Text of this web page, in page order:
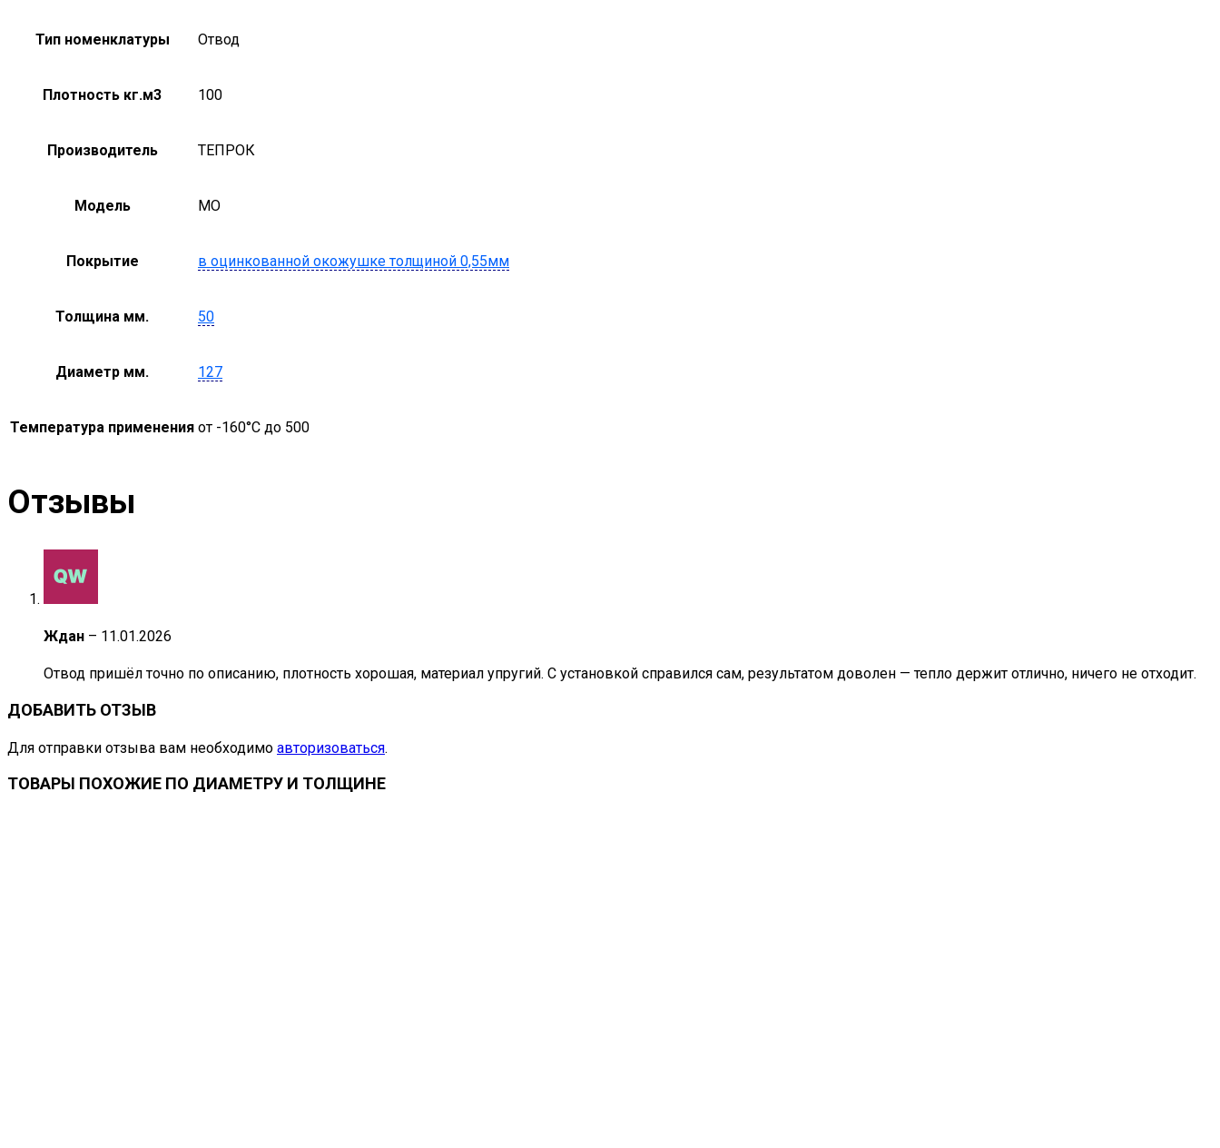
Тип номенклатуры Отвод
Плотность кг.м3 100
Производитель ТЕПРОК
Модель MO
Покрытие в оцинкованной окожушке толщиной 0,55мм
Толщина мм. 50
Диаметр мм. 127
Температура применения от -160°С до 500
Отзывы
Ждан – 11.01.2026
Отвод пришёл точно по описанию, плотность хорошая, материал упругий. С установкой справился сам, результатом доволен — тепло держит отлично, ничего не отходит.
ДОБАВИТЬ ОТЗЫВ
Для отправки отзыва вам необходимо авторизоваться.
ТОВАРЫ ПОХОЖИЕ ПО ДИАМЕТРУ И ТОЛЩИНЕ